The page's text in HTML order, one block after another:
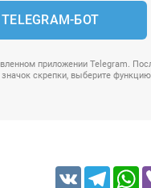
TELEGRAM-БОТ
приложении Telegram.
скрепки, выберите
VK